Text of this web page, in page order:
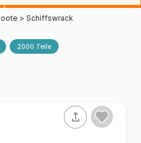
> Schiffswrack
2000 Teile